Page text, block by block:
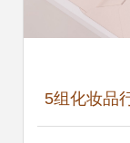
5组化妆品